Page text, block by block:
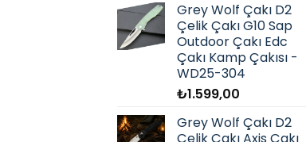
Grey Wolf Çakı D2
Çelik Çakı G10 Sap
Outdoor Çakı Edc
Çakı Kamp Çakısı -
WD25-304
₺1.599,00
Grey Wolf Çakı D2